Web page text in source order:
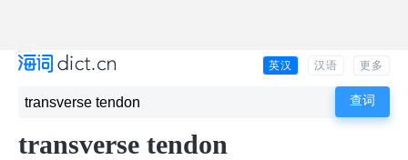
英汉 汉语 更多
transverse tendon